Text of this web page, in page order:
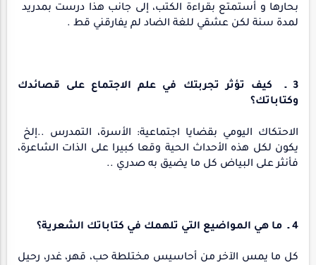
بحارها و أستمتع بقراءة الكتب، إلى جانب هذا درست بمدريد
لمدة سنة لكن عشقي للغة الضاد لم يفارقني قط .
3 ـ كيف تؤثر تجربتك في علم الاجتماع على قصائدك
وكتاباتك؟
الاحتكاك اليومي بقضايا اجتماعية: الأسرة، التمدرس ..إلخ
يكون لكل هذه الأحداث الحية وقعا كبيرا على الذات الشاعرة،
فأنثر على البياض كل ما يضيق به صدري ..
4 ـ ما هي المواضيع التي تلهمك في كتاباتك الشعرية؟
كل ما يمس الآخر من أحاسيس مختلطة حب، قهر، غدر، رحيل